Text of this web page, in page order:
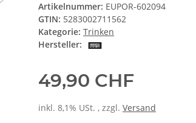
Artikelnummer: EUPOR-602094
GTIN: 5283002711562
Kategorie: Trinken
Hersteller:
49,90 CHF
inkl. 8,1% USt. , zzgl. Versand